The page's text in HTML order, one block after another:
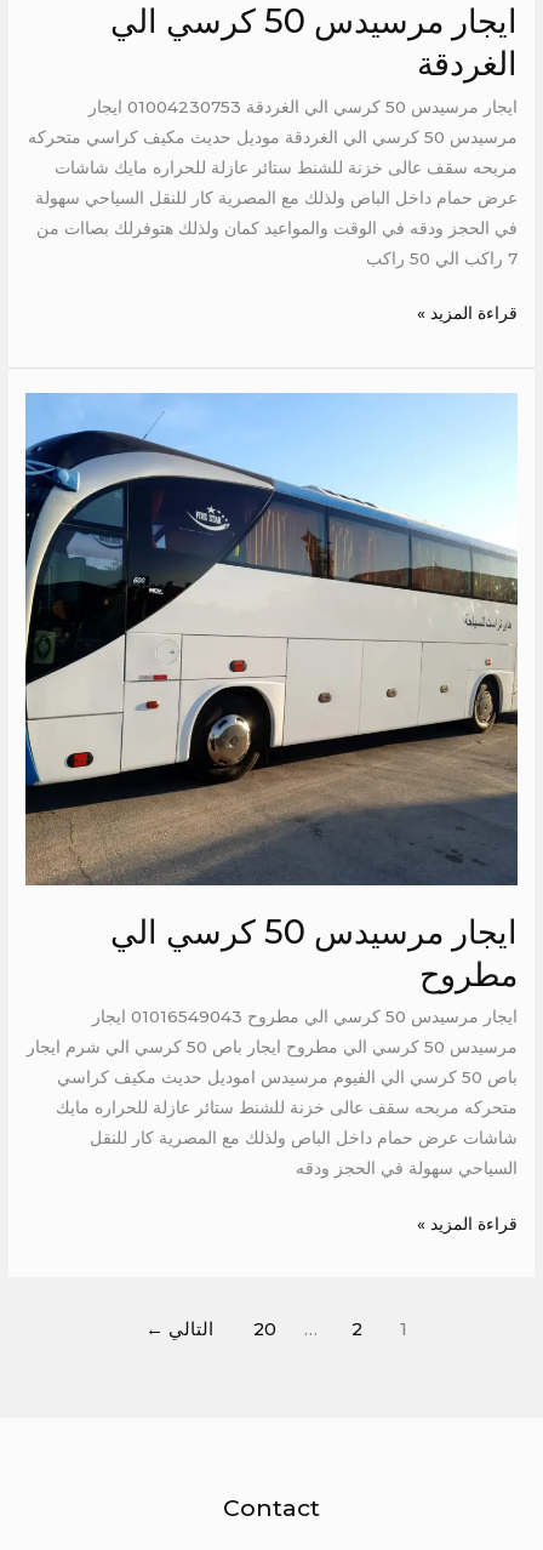
ايجار مرسيدس 50 كرسي الي
الغردقة
ايجار مرسيدس 50 كرسي الي الغردقة 01004230753 ايجار
مرسيدس 50 كرسي الي الغردقة موديل حديث مكيف كراسي متحركه
مريحه سقف عالى خزنة للشنط ستائر عازلة للحراره مايك شاشات
عرض حمام داخل الباص ولذلك مع المصرية كار للنقل السياحي سهولة
في الحجز ودقه في الوقت والمواعيد كمان ولذلك هتوفرلك بصاات من
7 راكب الي 50 راكب
قراءة المزيد »
ايجار مرسيدس 50 كرسي الي
مطروح
ايجار مرسيدس 50 كرسي الي مطروح 01016549043 ايجار
مرسيدس 50 كرسي الي مطروح ايجار باص 50 كرسي الي شرم ايجار
باص 50 كرسي الي الفيوم مرسيدس اموديل حديث مكيف كراسي
متحركه مريحه سقف عالى خزنة للشنط ستائر عازلة للحراره مايك
شاشات عرض حمام داخل الباص ولذلك مع المصرية كار للنقل
السياحي سهولة في الحجز ودقه
مطروح
قراءة المزيد »
1
2
…
20 التالي ←
Contact